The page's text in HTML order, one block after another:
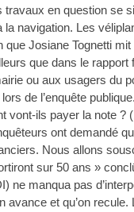
travaux en question se
la navigation. Les
que Josiane Tognetti
que dans le
ou aux usagers du
de l’enquête
vont-ils payer la note ?
ont demandé
Nous allons
sur 50 ans »
ne manqua pas
avance et qu’on